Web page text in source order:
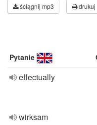
ściągnij mp3 drukuj
Pytanie
effectually
wirksam